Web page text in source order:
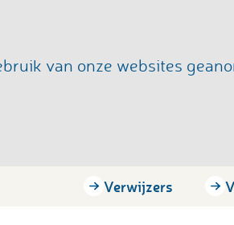
van onze websites
Verwijzers